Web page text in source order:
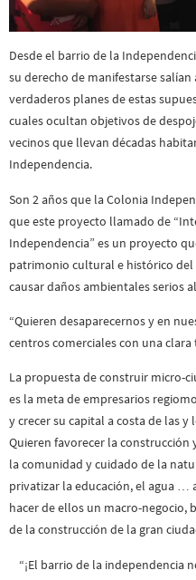
Desde el barrio de la
su derecho de manifestarse
verdaderos planes de estas
cuales ocultan objetivos de
vecinos que llevan décadas
Independencia.
Son 2 años que la Colonia
que este proyecto llamado de
Independencia” es un proyecto
patrimonio cultural e histórico del
causar daños ambientales serios
“Quieren desaparecernos y en
centros comerciales con una clara
La propuesta de construir micro-
es la meta de empresarios
y crecer su capital a costa de las
Quieren favorecer la
la comunidad y cuidado de la
privatizar la educación, el agua
hacer de ellos un macro-negocio,
de la construcción de la gran
“¡El barrio de la independencia